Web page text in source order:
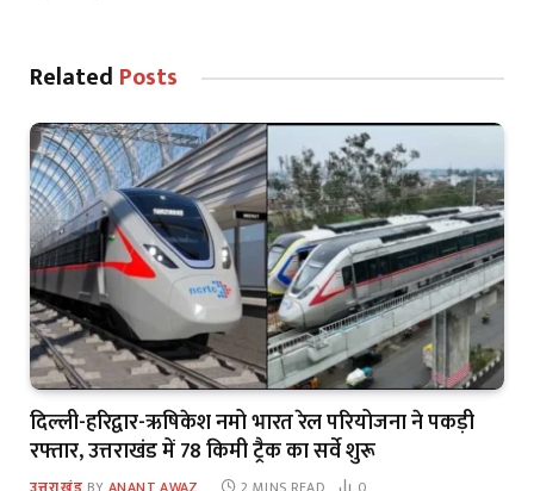
Related Posts
दिल्ली-हरिद्वार-ऋषिकेश नमो भारत रेल परियोजना ने पकड़ी
रफ्तार, उत्तराखंड में 78 किमी ट्रैक का सर्वे शुरू